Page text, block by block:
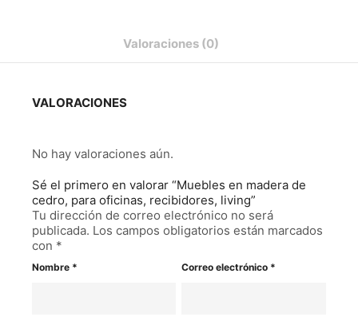
Valoraciones (0)
VALORACIONES
No hay valoraciones aún.
Sé el primero en valorar “Muebles en madera de
cedro, para oficinas, recibidores, living”
Tu dirección de correo electrónico no será
publicada. Los campos obligatorios están marcados
con *
Nombre * Correo electrónico *